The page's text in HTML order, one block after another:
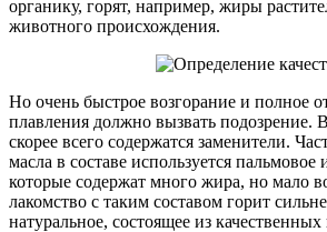
органику, горят, например, жиры
животного происхождения.
Но очень быстрое возгорание и полное
плавления должно вызвать подозрение.
скорее всего содержатся заменители.
масла в составе используется пальмовое
которые содержат много жира, но мало
лакомство с таким составом горит
натуральное, состоящее из